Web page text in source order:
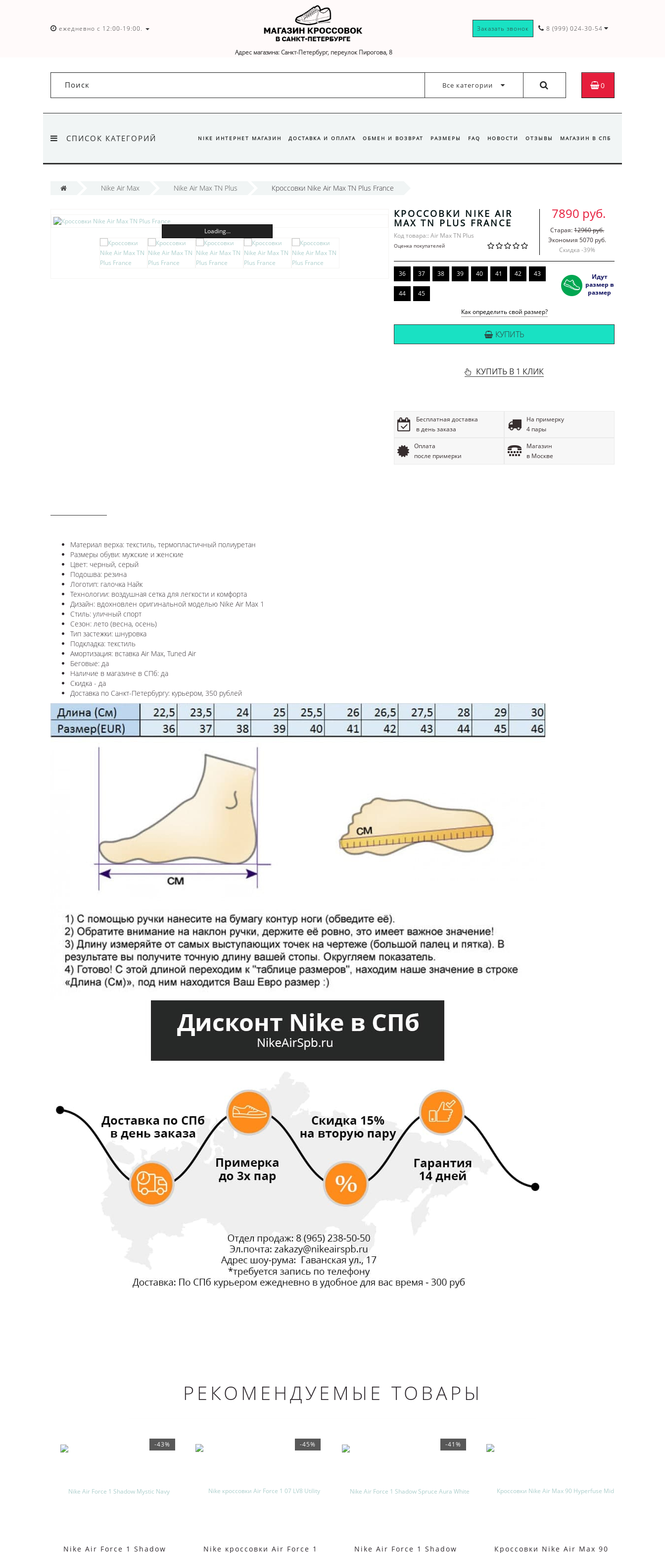
ежедневно с 12:00-19:00.
Адрес магазина: Санкт-Петербург, переулок Пирогова, 8
Заказать звонок 8 (999) 024-30-54
Все категории 0
СПИСОК КАТЕГОРИЙ NIKE ИНТЕРНЕТ МАГАЗИН ДОСТАВКА И ОПЛАТА ОБМЕН И ВОЗВРАТ РАЗМЕРЫ FAQ НОВОСТИ ОТЗЫВЫ МАГАЗИН В СПБ
Nike Air Max Nike Air Max TN Plus Кроссовки Nike Air Max TN Plus France
Loading...
КРОССОВКИ NIKE AIR
MAX TN PLUS FRANCE
Код товара:: Air Max TN Plus
Оценка покупателей
7890 руб.
Старая:12960 руб.
Экономия 5070 руб.
Скидка -39%
36 37 38 39 40 41 42 43
44 45
Идут
размер в
размер
Как определить свой размер?
КУПИТЬ
КУПИТЬ В 1 КЛИК
Бесплатная доставка
в день заказа
На примерку
4 пары
Оплата
после примерки
Магазин
в Москве
Материал верха: текстиль, термопластичный полиуретан
Размеры обуви: мужские и женские
Цвет: черный, серый
Подошва: резина
Логотип: галочка Найк
Технологии: воздушная сетка для легкости и комфорта
Дизайн: вдохновлен оригинальной моделью Nike Air Max 1
Стиль: уличный спорт
Сезон: лето (весна, осень)
Тип застежки: шнуровка
Подкладка: текстиль
Амортизация: вставка Air Max, Tuned Air
Беговые: да
Наличие в магазине в СПб: да
Скидка - да
Доставка по Санкт-Петербургу: курьером, 350 рублей
РЕКОМЕНДУЕМЫЕ ТОВАРЫ
-43%
Nike Air Force 1 Shadow
-45%
Nike кроссовки Air Force 1
-41%
Nike Air Force 1 Shadow Кроссовки Nike Air Max 90